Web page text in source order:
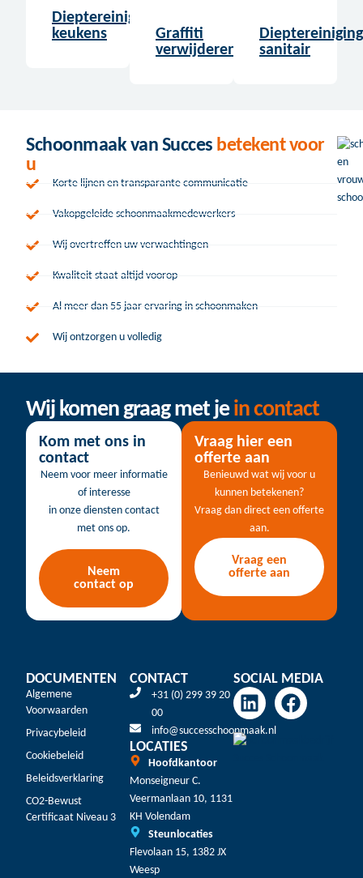
Dieptereiniging
keukens
Graffiti
verwijderen
Dieptereiniging
sanitair
Schoonmaak van Succes betekent voor
u
Korte lijnen en transparante communicatie
Vakopgeleide schoonmaakmedewerkers
Wij overtreffen uw verwachtingen
Kwaliteit staat altijd voorop
Al meer dan 55 jaar ervaring in schoonmaken
Wij ontzorgen u volledig
Wij komen graag met jein contact
Kom met ons in
contact
Neem voor meer informatie
of interesse
in onze diensten contact
met ons op.
Neem
contact op
Vraag hier een
offerte aan
Benieuwd wat wij voor u
kunnen betekenen?
Vraag dan direct een offerte
aan.
Vraag een
offerte aan
DOCUMENTEN
Algemene
Voorwaarden
Privacybeleid
Cookiebeleid
Beleidsverklaring
CO2-Bewust
Certificaat Niveau 3
CONTACT
+31 (0) 299 39 20
00
info@successchoonmaak.nl
LOCATIES
Hoofdkantoor
Monseigneur C.
Veermanlaan 10, 1131
KH Volendam
Steunlocaties
Flevolaan 15, 1382 JX
Weesp
SOCIAL MEDIA